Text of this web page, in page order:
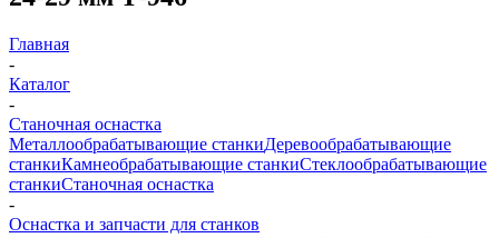
Главная
-
Каталог
-
Станочная оснастка
Металлообрабатывающие станкиДеревообрабатывающие
станкиКамнеобрабатывающие станкиСтеклообрабатывающие
станкиСтаночная оснастка
-
Оснастка и запчасти для станков